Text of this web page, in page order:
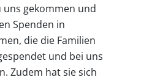
uns gekommen und
Spenden in
die die Familien
und bei uns
Zudem hat sie sich